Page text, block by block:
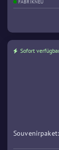
FABRIKNEU
Sofort